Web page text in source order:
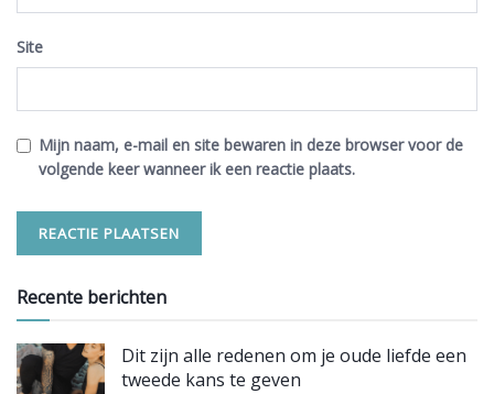
Site
Mijn naam, e-mail en site bewaren in deze browser voor de
volgende keer wanneer ik een reactie plaats.
Recente berichten
Dit zijn alle redenen om je oude liefde een
tweede kans te geven